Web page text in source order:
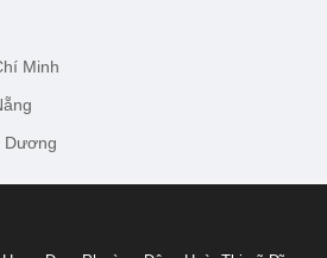
Minh
Dương